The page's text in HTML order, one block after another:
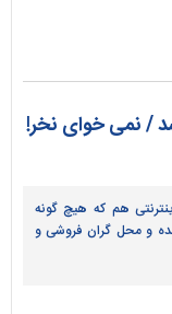
درصد گران شد / نمی خوای نخر!
هم که هیچ گونه
و محل گران فروشی و